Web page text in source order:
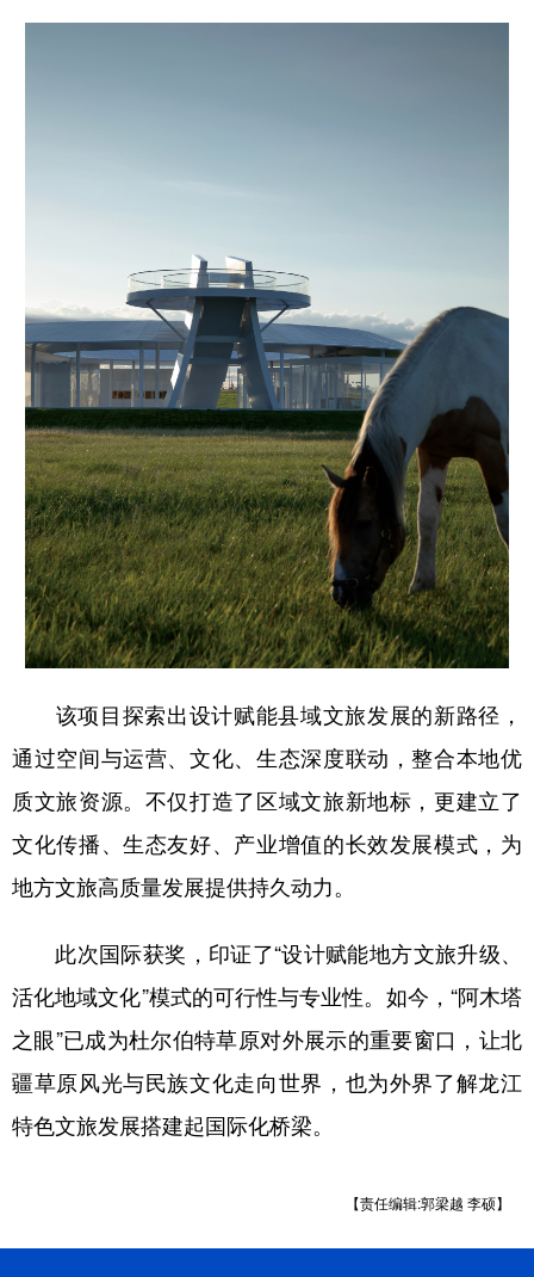
该项目探索出设计赋能县域文旅发展的新路径，
通过空间与运营、文化、生态深度联动，整合本地优
质文旅资源。不仅打造了区域文旅新地标，更建立了
文化传播、生态友好、产业增值的长效发展模式，为
地方文旅高质量发展提供持久动力。
此次国际获奖，印证了“设计赋能地方文旅升级、
活化地域文化”模式的可行性与专业性。如今，“阿木塔
之眼”已成为杜尔伯特草原对外展示的重要窗口，让北
疆草原风光与民族文化走向世界，也为外界了解龙江
特色文旅发展搭建起国际化桥梁。
【责任编辑:郭梁越 李硕】